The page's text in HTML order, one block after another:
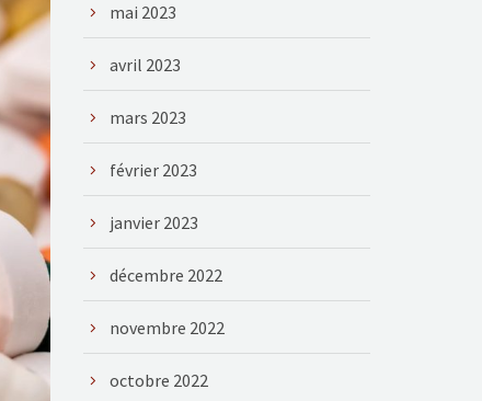
mai 2023
avril 2023
mars 2023
février 2023
janvier 2023
décembre 2022
novembre 2022
octobre 2022